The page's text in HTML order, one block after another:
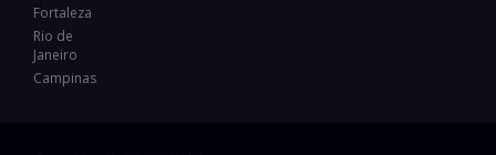
Fortaleza
Rio de
Janeiro
Campinas